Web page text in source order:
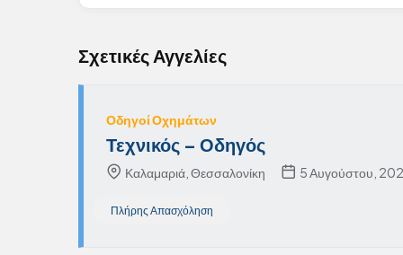
Σχετικές Αγγελίες
Οδηγοί Οχημάτων
Τεχνικός – Οδηγός
Καλαμαριά, Θεσσαλονίκη 5 Αυγούστου,
Πλήρης Απασχόληση